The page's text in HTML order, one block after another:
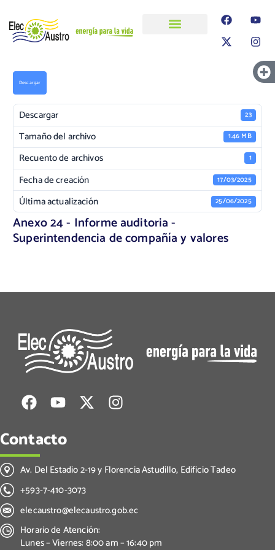
Descargar
Descargar 23
Tamaño del archivo 1.46 MB
Recuento de archivos 1
Fecha de creación 17/03/2025
Última actualización 25/06/2025
Anexo 24 - Informe auditoria -
Superintendencia de compañía y valores
Contacto
Av. Del Estadio 2-19 y Florencia Astudillo, Edificio Tadeo
+593-7-410-3073
elecaustro@elecaustro.gob.ec
Horario de Atención:
Lunes – Viernes: 8:00 am – 16:40 pm